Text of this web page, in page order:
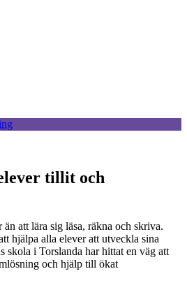
tillit och
att lära sig läsa, räkna och skriva.
hjälpa alla elever att utveckla sina
skola i Torslanda har hittat en väg att
och hjälp till ökat